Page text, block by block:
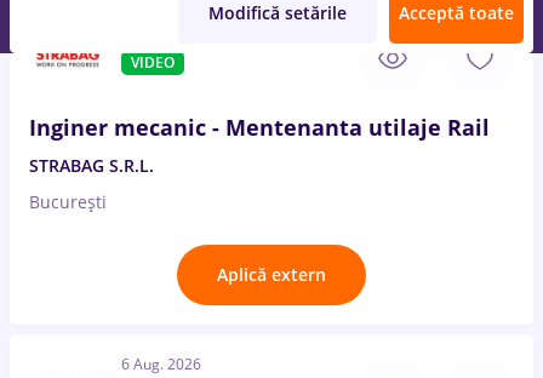
VIDEO
Inginer mecanic - Mentenanta utilaje Rail
STRABAG S.R.L.
București
Aplică extern
6 Aug. 2026
Modifică setările Acceptă toate